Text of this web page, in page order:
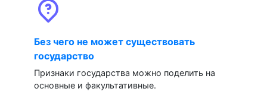
Без чего не может существовать
государство
Признаки государства можно поделить на
основные и факультативные.